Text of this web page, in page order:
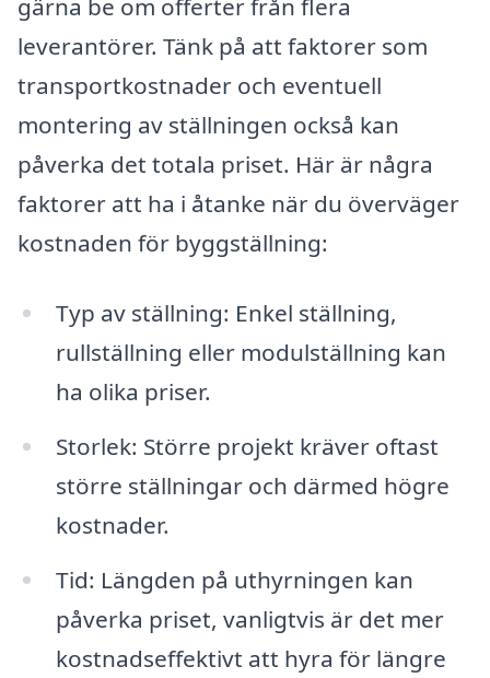
gärna be om offerter från flera
leverantörer. Tänk på att faktorer som
transportkostnader och eventuell
montering av ställningen också kan
påverka det totala priset. Här är några
faktorer att ha i åtanke när du överväger
kostnaden för byggställning:
Typ av ställning: Enkel ställning,
rullställning eller modulställning kan
ha olika priser.
Storlek: Större projekt kräver oftast
större ställningar och därmed högre
kostnader.
Tid: Längden på uthyrningen kan
påverka priset, vanligtvis är det mer
kostnadseffektivt att hyra för längre